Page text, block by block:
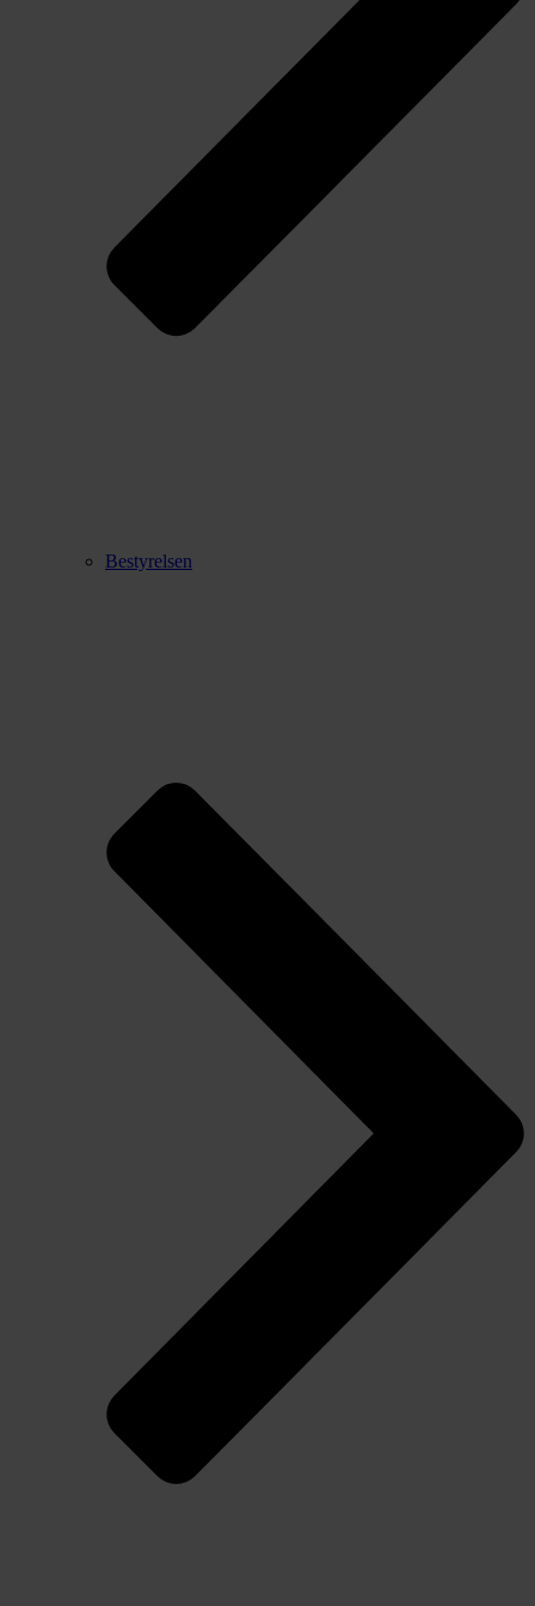
Bestyrelsen